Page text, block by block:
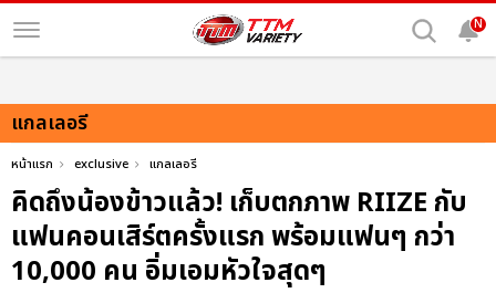
N
แกลเลอรี
หน้าแรก exclusive แกลเลอรี
คิดถึงน้องข้าวแล้ว! เก็บตกภาพ RIIZE กับ
แฟนคอนเสิร์ตครั้งแรก พร้อมแฟนๆ กว่า
10,000 คน อิ่มเอมหัวใจสุดๆ